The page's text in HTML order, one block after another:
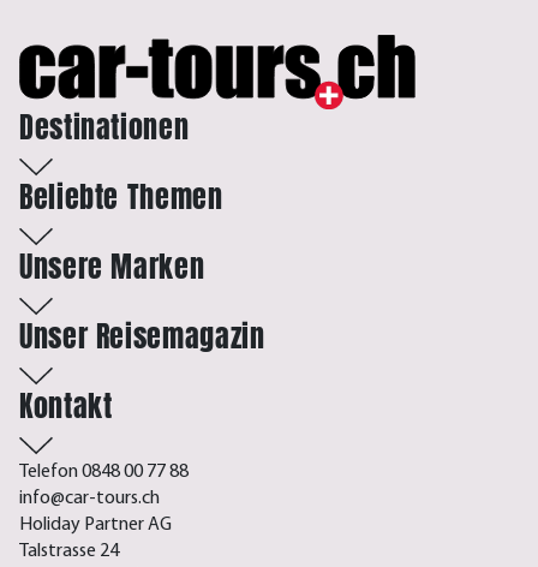
Destinationen
Beliebte Themen
Unsere Marken
Unser Reisemagazin
Kontakt
Telefon 0848 00 77 88
info@car-tours.ch
Holiday Partner AG
Talstrasse 24